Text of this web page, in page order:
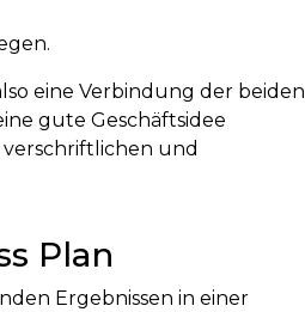
eine Verbindung der beiden
gute Geschäftsidee
verschriftlichen und
Plan
Ergebnissen in einer